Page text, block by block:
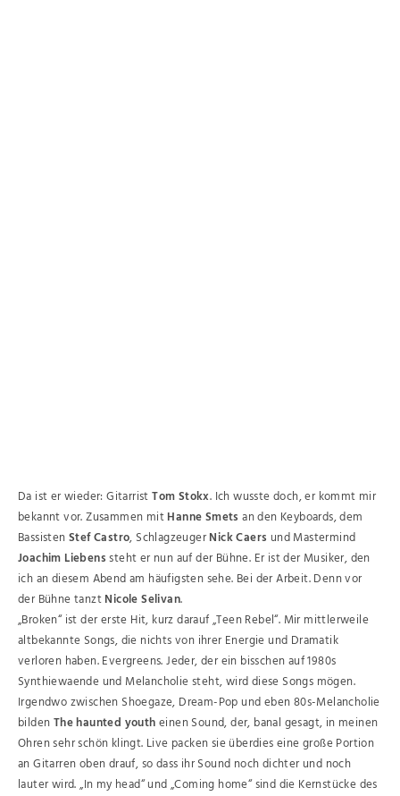
Da ist er wieder: GitarristTom Stokx. Ich wusste doch, er kommt mir
bekannt vor. Zusammen mitHanne Smets an den Keyboards, dem
BassistenStef Castro, SchlagzeugerNick Caers und Mastermind
Joachim Liebenssteht er nun auf der Bühne. Er ist der Musiker, den
ich an diesem Abend am häufigsten sehe. Bei der Arbeit. Denn vor
der Bühne tanztNicole Selivan.
„Broken“ ist der erste Hit, kurz darauf „Teen Rebel“. Mir mittlerweile
altbekannte Songs, die nichts von ihrer Energie und Dramatik
verloren haben. Evergreens. Jeder, der ein bisschen auf 1980s
Synthiewaende und Melancholie steht, wird diese Songs mögen.
Irgendwo zwischen Shoegaze, Dream-Pop und eben 80s-Melancholie
bildenThe haunted youtheinen Sound, der, banal gesagt, in meinen
Ohren sehr schön klingt. Live packen sie überdies eine große Portion
an Gitarren oben drauf, so dass ihr Sound noch dichter und noch
lauter wird. „In my head“ und „Coming home“ sind die Kernstücke des